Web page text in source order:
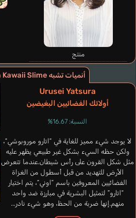
منتج
أنميات تشبه Puniru wa Kawaii Slime
Urusei Yatsura
أولائك الفضائيين البغيضين
النسبة: 16.67%
لا يوجد شيء مميز للغاية في “اتارو موروبوشي“،
ولكن حظه السيء بشكل غير طبيعي يظهر عليه
مثل شكل القرون على رأس شيطان.عندما تتعرض
الأرض للتهديد من قبل أسطول من الغزاة
الفضائيين المعروفين باسم “اوني“، يتم اختيار
“اتارو” لتمثيل البشرية في مبارزة ضد واحد
منهم.إنها ضربة من الحظ، وهو شيء نادر...